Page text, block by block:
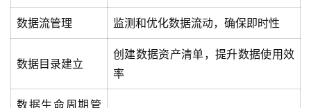
支
持
了
普
数据流管理 监测和优化数据流动，确保即时性
数据目录建立
创建数据资产清单，提升数据使用效
率
数据生命周期管